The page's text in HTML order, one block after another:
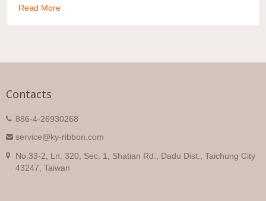
Read More
Contacts
886-4-26930268
service@ky-ribbon.com
No.33-2, Ln. 320, Sec. 1, Shatian Rd., Dadu Dist., Taichung City
43247, Taiwan